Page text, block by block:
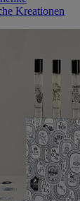
Kreationen